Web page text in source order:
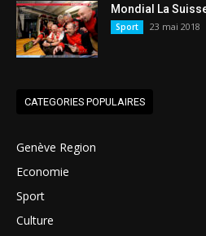
Mondial La
Sport 23 mai 2018
CATEGORIES POPULAIRES
Genève Region
Economie
Sport
Culture